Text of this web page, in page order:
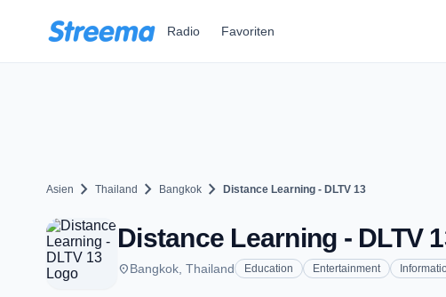
Radio Favoriten
Asien chevron_right Thailand chevron_right Bangkok chevron_right Distance Learning - DLTV 13
Distance Learning - DLTV
placeBangkok, Thailand Education Entertainment